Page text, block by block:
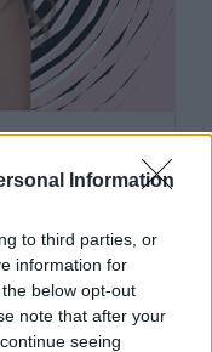
Information
to third parties, or
information for
below opt-out
note that after your
seeing